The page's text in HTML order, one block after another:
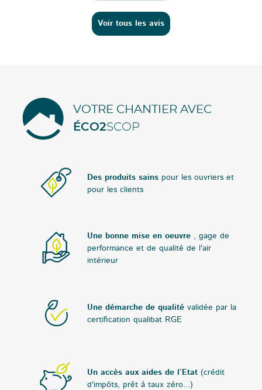
Voir tous les avis
VOTRE CHANTIER AVEC
ÉCO2SCOP
Des produits sains pour les ouvriers et
pour les clients
Une bonne mise en oeuvre , gage de
performance et de qualité de l'air
intérieur
Une démarche de qualité validée par la
certification qualibat RGE
Un accès aux aides de l’Etat (crédit
d'impôts, prêt à taux zéro...)